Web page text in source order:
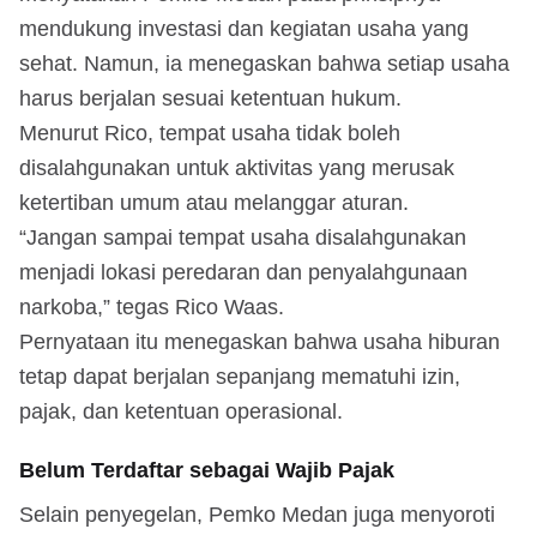
mendukung investasi dan kegiatan usaha yang
sehat. Namun, ia menegaskan bahwa setiap usaha
harus berjalan sesuai ketentuan hukum.
Menurut Rico, tempat usaha tidak boleh
disalahgunakan untuk aktivitas yang merusak
ketertiban umum atau melanggar aturan.
“Jangan sampai tempat usaha disalahgunakan
menjadi lokasi peredaran dan penyalahgunaan
narkoba,” tegas Rico Waas.
Pernyataan itu menegaskan bahwa usaha hiburan
tetap dapat berjalan sepanjang mematuhi izin,
pajak, dan ketentuan operasional.
Belum Terdaftar sebagai Wajib Pajak
Selain penyegelan, Pemko Medan juga menyoroti